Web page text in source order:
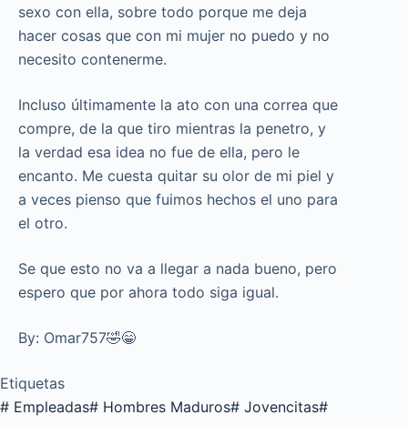
sexo con ella, sobre todo porque me deja
hacer cosas que con mi mujer no puedo y no
necesito contenerme.
Incluso últimamente la ato con una correa que
compre, de la que tiro mientras la penetro, y
la verdad esa idea no fue de ella, pero le
encanto. Me cuesta quitar su olor de mi piel y
a veces pienso que fuimos hechos el uno para
el otro.
Se que esto no va a llegar a nada bueno, pero
espero que por ahora todo siga igual.
By: Omar757🤣😁
Etiquetas
# Empleadas# Hombres Maduros# Jovencitas#